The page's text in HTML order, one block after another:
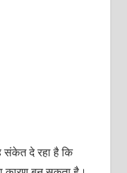
संकेत दे रहा है कि